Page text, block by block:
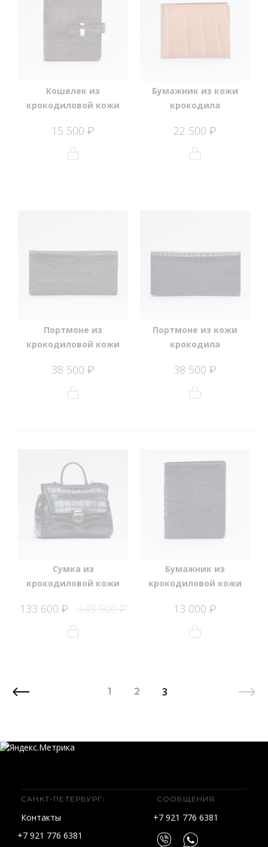
Кошелек из
крокодиловой кожи
15 500 ₽
Бумажник из кожи
крокодила
22 500 ₽
Портмоне из
крокодиловой кожи
38 500 ₽
Портмоне из кожи
крокодила
38 500 ₽
Сумка из
крокодиловой кожи
133 600 ₽ 148 500₽
Бумажник из
крокодиловой кожи
13 000 ₽
1 2 3
САНКТ-ПЕТЕРБУРГ:
Контакты
+7 921 776 6381
СООБЩЕНИЯ
+7 921 776 6381